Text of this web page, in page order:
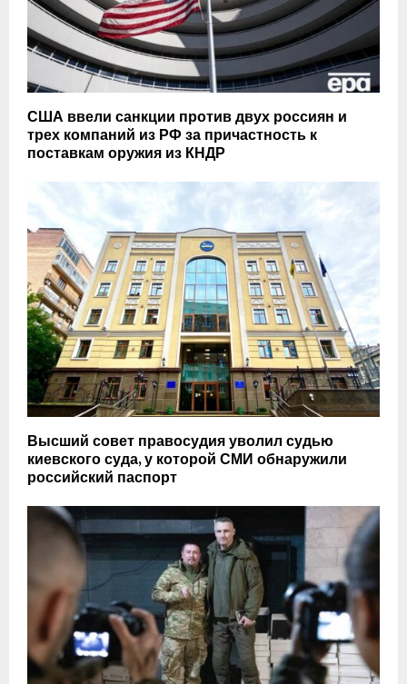
США ввели санкции против двух россиян и
трех компаний из РФ за причастность к
поставкам оружия из КНДР
Высший совет правосудия уволил судью
киевского суда, у которой СМИ обнаружили
российский паспорт